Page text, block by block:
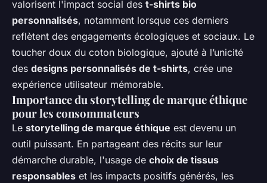
valorisent l'impact social des t-shirts bio
personnalisés, notamment lorsque ces derniers
reflètent des engagements écologiques et sociaux. Le
toucher doux du coton biologique, ajouté à l’unicité
des designs personnalisés de t-shirts, crée une
expérience utilisateur mémorable.
Importance du storytelling de marque éthique
pour les consommateurs
Le storytelling de marque éthique est devenu un
outil puissant. En partageant des récits sur leur
démarche durable, l'usage de choix de tissus
responsables et les impacts positifs générés, les